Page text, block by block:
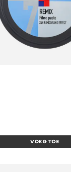
VOEG TOE